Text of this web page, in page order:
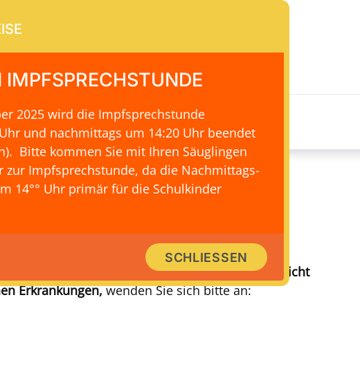
& LAGE
UNSERER SPRECHSTUNDE
Hilfe im Notfall
außerhalb unserer Öffnungszeiten
nicht
Erkrankungen,wenden Sie sich bitte an:
IMPFSPRECHSTUNDE
2025 wird die Impfsprechstunde
und nachmittags um 14:20 Uhr beendet
. Bitte kommen Sie mit Ihren Säuglingen
zur Impfsprechstunde, da die Nachmittags-
14°° Uhr primär für die Schulkinder
SCHLIESSEN